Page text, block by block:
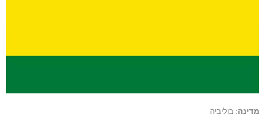
מדינה: בוליביה